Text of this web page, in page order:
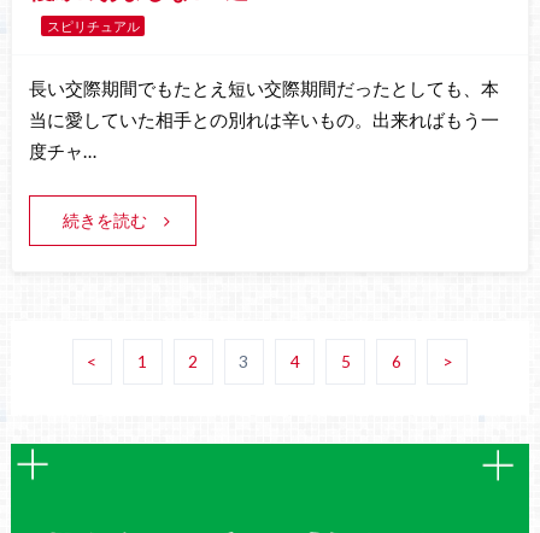
スピリチュアル
長い交際期間でもたとえ短い交際期間だったとしても、本
当に愛していた相手との別れは辛いもの。出来ればもう一
度チャ…
続きを読む
< 1 2 3 4 5 6 >